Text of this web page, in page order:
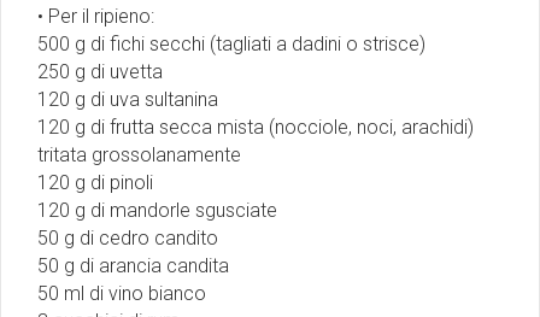
• Per il ripieno:
500 g di fichi secchi (tagliati a dadini o strisce)
250 g di uvetta
120 g di uva sultanina
120 g di frutta secca mista (nocciole, noci, arachidi)
tritata grossolanamente
120 g di pinoli
120 g di mandorle sgusciate
50 g di cedro candito
50 g di arancia candita
50 ml di vino bianco